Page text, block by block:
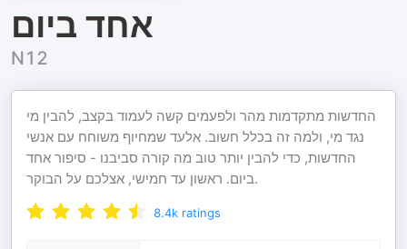
אחד ביום
N12
החדשות מתקדמות מהר ולפעמים קשה לעמוד בקצב, להבין מי
נגד מי, ולמה זה בכלל חשוב. אלעד שמחיוף משוחח עם אנשי
החדשות, כדי להבין יותר טוב מה קורה סביבנו - סיפור אחד
ביום. ראשון עד חמישי, אצלכם על הבוקר.
8.4k ratings